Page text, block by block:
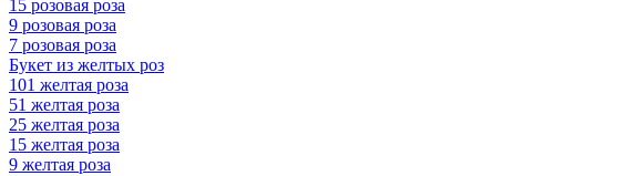
15 розовая роза
9 розовая роза
7 розовая роза
Букет из желтых роз
101 желтая роза
51 желтая роза
25 желтая роза
15 желтая роза
9 желтая роза